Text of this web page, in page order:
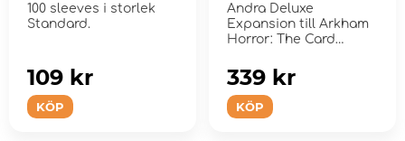
100 sleeves i storlek
Standard.
KÖP
109 kr
Andra Deluxe
Expansion till Arkham
Horror: The Card
KÖP
339 kr